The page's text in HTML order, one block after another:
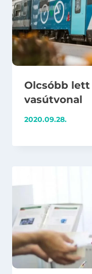
Olcsóbb
vasútvonal
2020.09.28.